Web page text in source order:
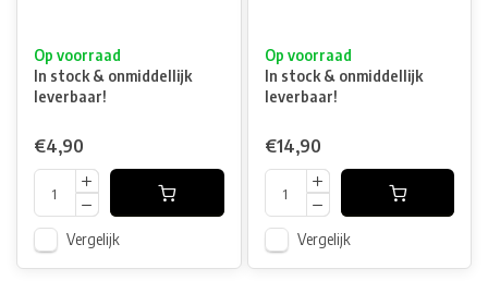
Op voorraad
In stock & onmiddellijk
leverbaar!
€4,90
Vergelijk
Op voorraad
In stock & onmiddellijk
leverbaar!
€14,90
Vergelijk